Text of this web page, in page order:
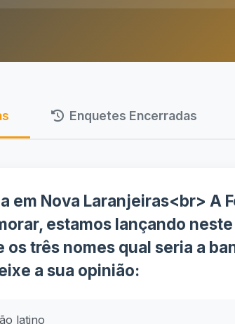
Enquetes Encerradas
em Nova Laranjeiras<br> A
estamos lançando
três nomes qual seria a
a sua opinião:
latino